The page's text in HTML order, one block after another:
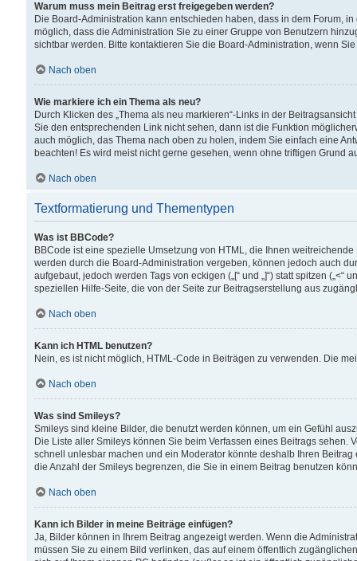
Warum muss mein Beitrag erst freigegeben werden?
Die Board-Administration kann entschieden haben, dass in dem Forum,
möglich, dass die Administration Sie zu einer Gruppe von Benutzern
sichtbar werden. Bitte kontaktieren Sie die Board-Administration, wenn
Nach oben
Wie markiere ich ein Thema als neu?
Durch Klicken des „Thema als neu markieren“-Links in der
Sie den entsprechenden Link nicht sehen, dann ist die Funktion
auch möglich, das Thema nach oben zu holen, indem Sie einfach eine
beachten! Es wird meist nicht gerne gesehen, wenn ohne triftigen Grund
Nach oben
Textformatierung und Thementypen
Was ist BBCode?
BBCode ist eine spezielle Umsetzung von HTML, die Ihnen
werden durch die Board-Administration vergeben, können jedoch auch
aufgebaut, jedoch werden Tags von eckigen („[“ und „]“) statt spitzen
speziellen Hilfe-Seite, die von der Seite zur Beitragserstellung aus
Nach oben
Kann ich HTML benutzen?
Nein, es ist nicht möglich, HTML-Code in Beiträgen zu verwenden. Die
Nach oben
Was sind Smileys?
Smileys sind kleine Bilder, die benutzt werden können, um ein Gefühl
Die Liste aller Smileys können Sie beim Verfassen eines Beitrags
schnell unlesbar machen und ein Moderator könnte deshalb Ihren
die Anzahl der Smileys begrenzen, die Sie in einem Beitrag benutzen
Nach oben
Kann ich Bilder in meine Beiträge einfügen?
Ja, Bilder können in Ihrem Beitrag angezeigt werden. Wenn die
müssen Sie zu einem Bild verlinken, das auf einem öffentlich